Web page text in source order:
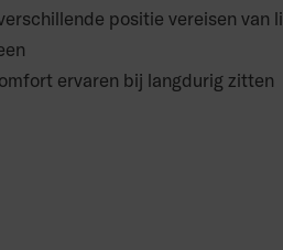
positie vereisen van
ervaren bij langdurig zitten